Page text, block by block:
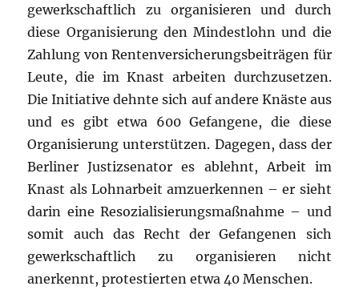
gewerkschaftlich zu organisieren und durch
diese Organisierung den Mindestlohn und die
Zahlung von Rentenversicherungsbeiträgen für
Leute, die im Knast arbeiten durchzusetzen.
Die Initiative dehnte sich auf andere Knäste aus
und es gibt etwa 600 Gefangene, die diese
Organisierung unterstützen. Dagegen, dass der
Berliner Justizsenator es ablehnt, Arbeit im
Knast als Lohnarbeit amzuerkennen – er sieht
darin eine Resozialisierungsmaßnahme – und
somit auch das Recht der Gefangenen sich
gewerkschaftlich zu organisieren nicht
anerkennt, protestierten etwa 40 Menschen.